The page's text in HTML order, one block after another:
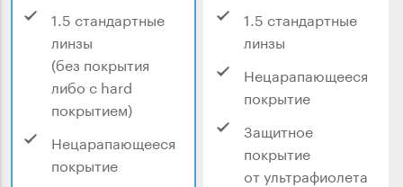
1.5 стандартные
линзы
(без покрытия
либо с hard
покрытием)
Нецарапающееся
покрытие
1.5 стандартные
линзы
Нецарапающееся
покрытие
Защитное
покрытие
от ультрафиолета